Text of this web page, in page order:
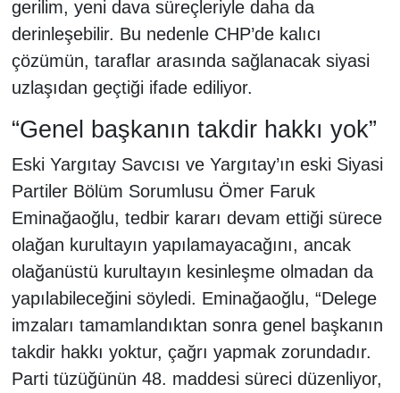
gerilim, yeni dava süreçleriyle daha da
derinleşebilir. Bu nedenle CHP’de kalıcı
çözümün, taraflar arasında sağlanacak siyasi
uzlaşıdan geçtiği ifade ediliyor.
“Genel başkanın takdir hakkı yok”
Eski Yargıtay Savcısı ve Yargıtay’ın eski Siyasi
Partiler Bölüm Sorumlusu Ömer Faruk
Eminağaoğlu, tedbir kararı devam ettiği sürece
olağan kurultayın yapılamayacağını, ancak
olağanüstü kurultayın kesinleşme olmadan da
yapılabileceğini söyledi. Eminağaoğlu, “Delege
imzaları tamamlandıktan sonra genel başkanın
takdir hakkı yoktur, çağrı yapmak zorundadır.
Parti tüzüğünün 48. maddesi süreci düzenliyor,